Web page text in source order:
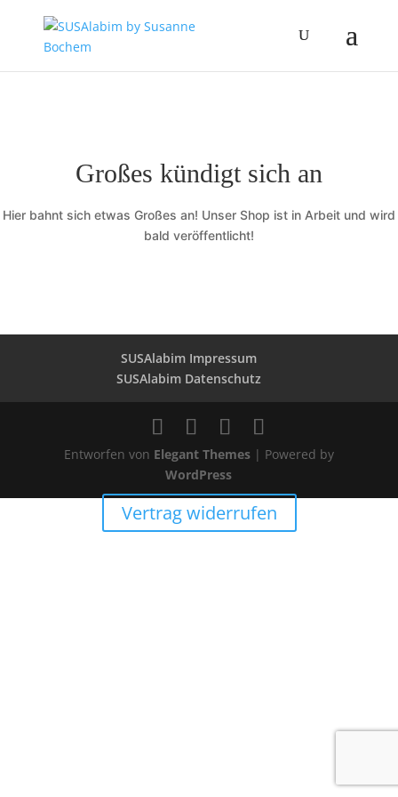
Großes kündigt sich an
Hier bahnt sich etwas Großes an! Unser Shop ist in Arbeit und wird
bald veröffentlicht!
SUSAlabim Impressum
SUSAlabim Datenschutz
Entworfen von Elegant Themes| Powered by
WordPress
Vertrag widerrufen